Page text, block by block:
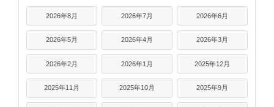
2026年8月 2026年7月 2026年6月
2026年5月 2026年4月 2026年3月
2026年2月 2026年1月 2025年12月
2025年11月 2025年10月 2025年9月